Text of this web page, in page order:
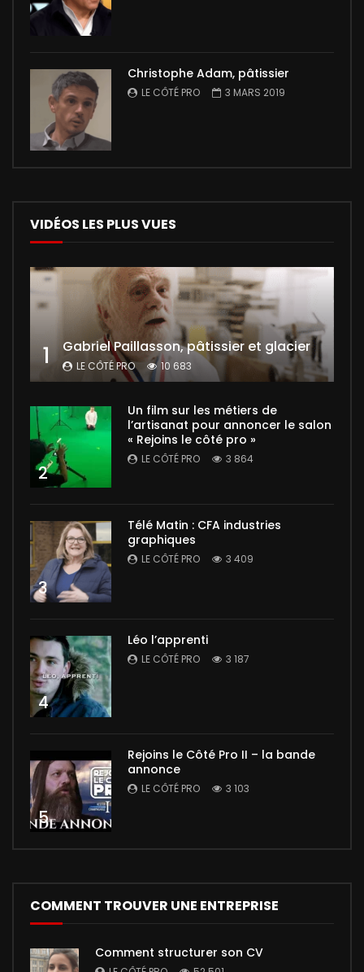
Christophe Adam, pâtissier
LE CÔTÉ PRO 3 MARS 2019
VIDÉOS LES PLUS VUES
1 Gabriel Paillasson, pâtissier et glacier
LE CÔTÉ PRO 10 683
2
Un film sur les métiers de
l’artisanat pour annoncer le salon
« Rejoins le côté pro »
LE CÔTÉ PRO 3 864
3
Télé Matin : CFA industries
graphiques
LE CÔTÉ PRO 3 409
4
Léo l’apprenti
LE CÔTÉ PRO 3 187
5
Rejoins le Côté Pro II – la bande
annonce
LE CÔTÉ PRO 3 103
COMMENT TROUVER UNE ENTREPRISE
Comment structurer son CV